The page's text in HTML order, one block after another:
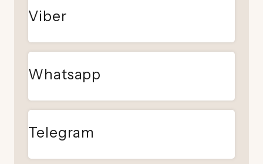
Viber
Whatsapp
Telegram